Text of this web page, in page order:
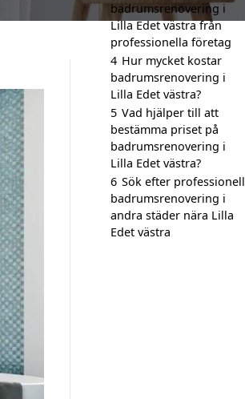
badrumsrenovering i
Lilla Edet västra från
professionella företag
4 Hur mycket kostar
badrumsrenovering i
Lilla Edet västra?
5 Vad hjälper till att
bestämma priset på
badrumsrenovering i
Lilla Edet västra?
6 Sök efter professionell
badrumsrenovering i
andra städer nära Lilla
Edet västra